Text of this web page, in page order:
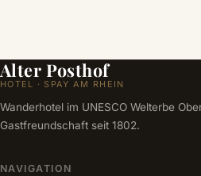
Alter Posthof
HOTEL · SPAY AM RHEIN
Wanderhotel im UNESCO Welterbe
Gastfreundschaft seit 1802.
NAVIGATION